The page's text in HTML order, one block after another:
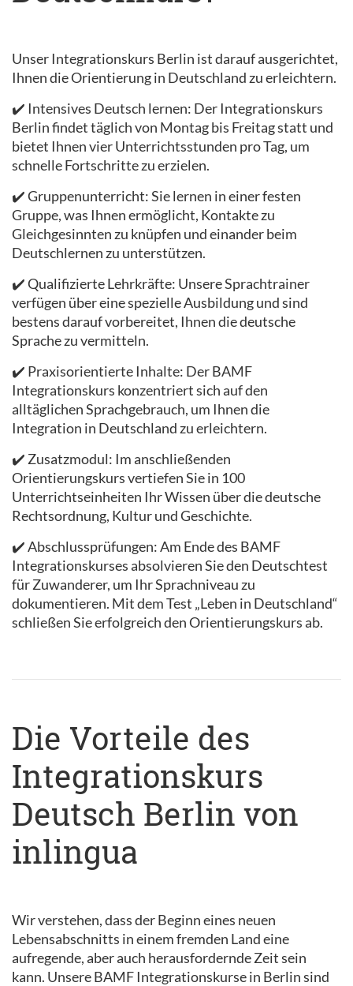
Unser Integrationskurs Berlin ist darauf ausgerichtet,
Ihnen die Orientierung in Deutschland zu erleichtern.
✔️ Intensives Deutsch lernen: Der Integrationskurs
Berlin findet täglich von Montag bis Freitag statt und
bietet Ihnen vier Unterrichtsstunden pro Tag, um
schnelle Fortschritte zu erzielen.
✔️ Gruppenunterricht: Sie lernen in einer festen
Gruppe, was Ihnen ermöglicht, Kontakte zu
Gleichgesinnten zu knüpfen und einander beim
Deutschlernen zu unterstützen.
✔️ Qualifizierte Lehrkräfte: Unsere Sprachtrainer
verfügen über eine spezielle Ausbildung und sind
bestens darauf vorbereitet, Ihnen die deutsche
Sprache zu vermitteln.
✔️ Praxisorientierte Inhalte: Der BAMF
Integrationskurs konzentriert sich auf den
alltäglichen Sprachgebrauch, um Ihnen die
Integration in Deutschland zu erleichtern.
✔️ Zusatzmodul: Im anschließenden
Orientierungskurs vertiefen Sie in 100
Unterrichtseinheiten Ihr Wissen über die deutsche
Rechtsordnung, Kultur und Geschichte.
✔️ Abschlussprüfungen: Am Ende des BAMF
Integrationskurses absolvieren Sie den Deutschtest
für Zuwanderer, um Ihr Sprachniveau zu
dokumentieren. Mit dem Test „Leben in Deutschland“
schließen Sie erfolgreich den Orientierungskurs ab.
Die Vorteile des
Integrationskurs
Deutsch Berlin von
inlingua
Wir verstehen, dass der Beginn eines neuen
Lebensabschnitts in einem fremden Land eine
aufregende, aber auch herausfordernde Zeit sein
kann. Unsere BAMF Integrationskurse in Berlin sind